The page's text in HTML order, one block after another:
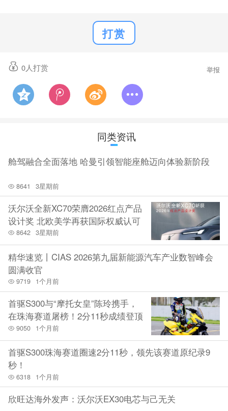
打赏
0人打赏 举报
同类资讯
舱驾融合全面落地 哈曼引领智能座舱迈向体验新阶段
8641 3星期前
沃尔沃全新XC70荣膺2026红点产品
设计奖 北欧美学再获国际权威认可
8642 3星期前
精华速览丨CIAS 2026第九届新能源汽车产业数智峰会
圆满收官
9719 1个月前
首驱S300与“摩托女皇”陈玲携手，
在珠海赛道屠榜！2分11秒成绩登顶
9050 1个月前
首驱S300珠海赛道圈速2分11秒，领先该赛道原纪录9
秒！
6318 1个月前
欣旺达海外发声：沃尔沃EX30电芯与己无关